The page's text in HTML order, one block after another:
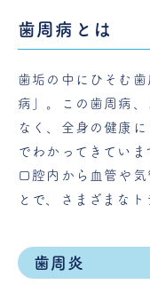
歯周病とは
歯垢の中にひそむ
病」。この歯周病
なく、全身の健康
でわかってきていま
口腔内から血管や
とで、さまざまなト
歯周炎